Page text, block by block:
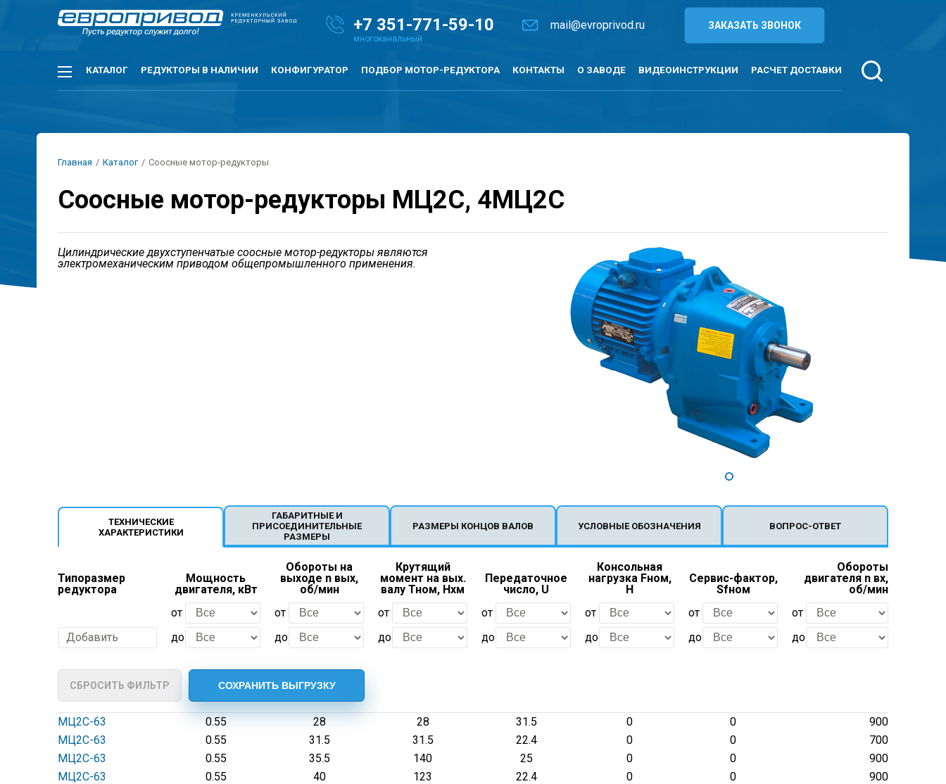
+7 351-771-59-10 mail@evroprivod.ru ЗАКАЗАТЬ ЗВОНОК
Основная
навигация
КАТАЛОГ РЕДУКТОРЫ В НАЛИЧИИ КОНФИГУРАТОР ПОДБОР МОТОР-РЕДУКТОРА КОНТАКТЫ О ЗАВОДЕ ВИДЕОИНСТРУКЦИИ РАСЧЕТ ДОСТАВКИ
Строка
навигации
Главная / Каталог / Соосные мотор-редукторы
Соосные мотор-редукторы МЦ2С, 4МЦ2С
Цилиндрические двухступенчатые соосные мотор-редукторы являются
электромеханическим приводом общепромышленного применения.
ТЕХНИЧЕСКИЕ
ХАРАКТЕРИСТИКИ
ГАБАРИТНЫЕ И
ПРИСОЕДИНИТЕЛЬНЫЕ
РАЗМЕРЫ
РАЗМЕРЫ КОНЦОВ ВАЛОВ УСЛОВНЫЕ ОБОЗНАЧЕНИЯ ВОПРОС-ОТВЕТ
Типоразмер
редуктора
Мощность
двигателя, кВт
Обороты на
выходе n вых,
об/мин
Крутящий
момент на вых.
валу Тном, Нхм
Передаточное
число, U
Консольная
нагрузка Fном,
Н
Сервис-фактор,
Sfном
Обороты
двигателя n вх,
об/мин
Добавить
от
до
от
до
от
до
от
до
от
до
от
до
от
до
СБРОСИТЬ ФИЛЬТР
МЦ2С-63 0.55 28 28 31.5 0 0
900
МЦ2С-63
0.55 31.5 31.5 22.4 0 0
700
МЦ2С-63
0.55 35.5 140 25 0 0
900
МЦ2С-63
0.55 40 123 22.4 0 0
900